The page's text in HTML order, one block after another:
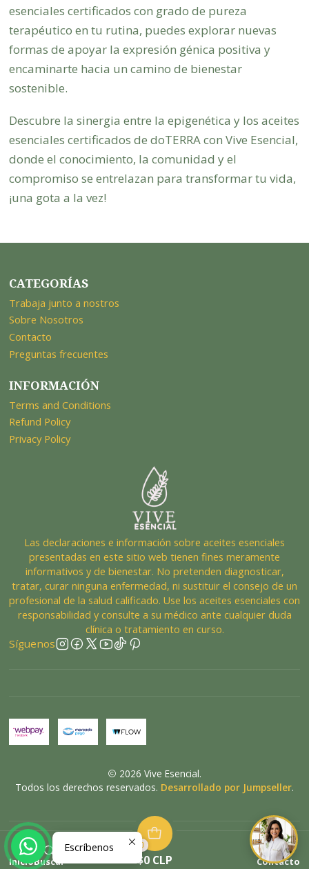
InicioBuscar
0
$0 CLP Contacto
esenciales certificados con grado de pureza
terapéutico en tu rutina, puedes explorar nuevas
formas de apoyar la expresión génica positiva y
encaminarte hacia un camino de bienestar
sostenible.
Descubre la sinergia entre la epigenética y los aceites
esenciales certificados de doTERRA con Vive Esencial,
donde el conocimiento, la comunidad y el
compromiso se entrelazan para transformar tu vida,
¡una gota a la vez!
CATEGORÍAS
Trabaja junto a nostros
Sobre Nosotros
Contacto
Preguntas frecuentes
INFORMACIÓN
Terms and Conditions
Refund Policy
Privacy Policy
Las declaraciones e información sobre aceites esenciales
presentadas en este sitio web tienen fines meramente
informativos y de bienestar. No pretenden diagnosticar,
tratar, curar ninguna enfermedad, ni sustituir el consejo de un
profesional de la salud calificado. Use los aceites esenciales con
responsabilidad y consulte a su médico ante cualquier duda
clínica o tratamiento en curso.
Síguenos
2026 Vive Esencial.
Todos los derechos reservados. Desarrollado por Jumpseller.
VOLVER ARRIBA
Escríbenos